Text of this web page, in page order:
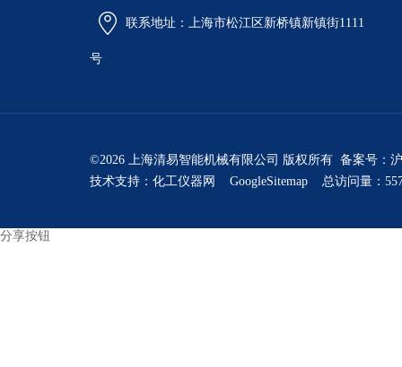
联系地址：上海市松江区新桥镇新镇街1111
号
©2026 上海清易智能机械有限公司 版权所有 备案号：
技术支持： 化工仪器网 GoogleSitemap 总访问量：
分享按钮